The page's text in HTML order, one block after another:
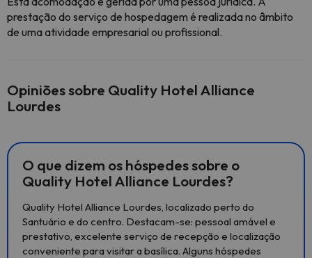
prestação do serviço de hospedagem é realizada no âmbito
de uma atividade empresarial ou profissional.
Opiniões sobre Quality Hotel Alliance
Lourdes
O que dizem os hóspedes sobre o
Quality Hotel Alliance Lourdes?
Quality Hotel Alliance Lourdes, localizado perto do
Santuário e do centro. Destacam-se: pessoal amável e
prestativo, excelente serviço de recepção e localização
conveniente para visitar a basílica. Alguns hóspedes